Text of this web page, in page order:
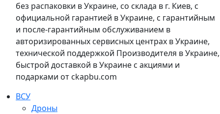
без распаковки в Украине, со склада в г. Киев, с
официальной гарантией в Украине, с гарантийным
и после-гарантийным обслуживанием в
авторизированных сервисных центрах в Украине,
технической поддержкой Производителя в Украине,
быстрой доставкой в Украине с акциями и
подарками от ckapbu.com
ВСУ
Дроны